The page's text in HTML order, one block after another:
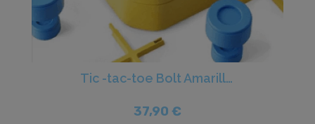
Tic -tac-toe Bolt Amarillo - Giiker
37,90 €